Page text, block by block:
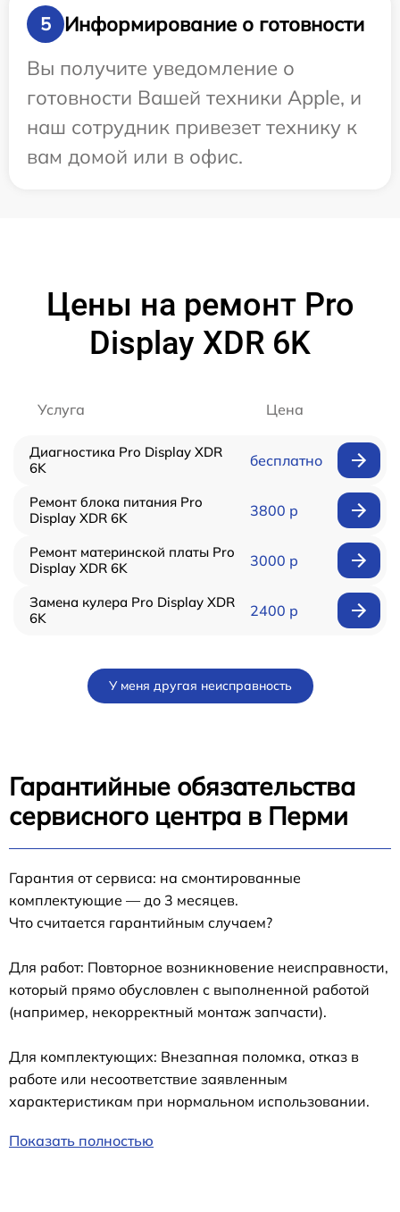
5
Информирование о готовности
Вы получите уведомление о
готовности Вашей техники Apple, и
наш сотрудник привезет технику к
вам домой или в офис.
Цены на ремонт Pro
Display XDR 6K
Услуга Цена
Диагностика Pro Display XDR
6K
бесплатно
Ремонт блока питания Pro
Display XDR 6K
3800 р
Ремонт материнской платы Pro
Display XDR 6K
3000 р
Замена кулера Pro Display XDR
6K
2400 р
У меня другая неисправность
Гарантийные обязательства
сервисного центра в Перми
Гарантия от сервиса: на смонтированные
комплектующие — до 3 месяцев.
Что считается гарантийным случаем?
Для работ: Повторное возникновение неисправности,
который прямо обусловлен с выполненной работой
(например, некорректный монтаж запчасти).
Для комплектующих: Внезапная поломка, отказ в
работе или несоответствие заявленным
характеристикам при нормальном использовании.
Показать полностью